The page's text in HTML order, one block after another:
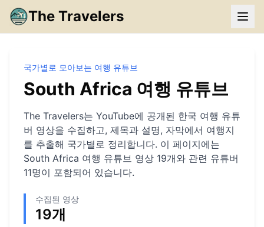
The Travelers
국가별로 모아보는 여행 유튜브
South Africa 여행 유튜브
The Travelers는 YouTube에 공개된 한국 여행 유튜
버 영상을 수집하고, 제목과 설명, 자막에서 여행지
를 추출해 국가별로 정리합니다. 이 페이지에는
South Africa 여행 유튜브 영상 19개와 관련 유튜버
11명이 포함되어 있습니다.
수집된 영상
19개